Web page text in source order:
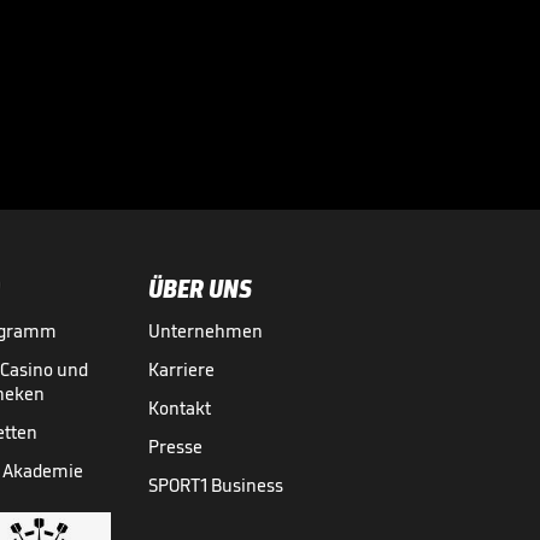
und
Akademie
ÜBER UNS
Unternehmen
Karriere
Kontakt
Presse
SPORT1 Business